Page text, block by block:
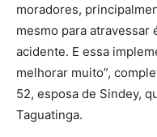
moradores,
mesmo para atravessar
acidente. E essa
melhorar muito”,
52, esposa de Sindey,
Taguatinga.